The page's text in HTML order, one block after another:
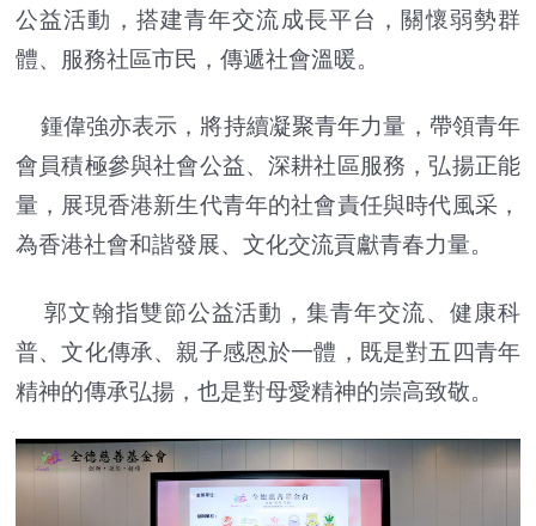
公益活動，搭建青年交流成長平台，關懷弱勢群
體、服務社區市民，傳遞社會溫暖。
鍾偉強亦表示，將持續凝聚青年力量，帶領青年
會員積極參與社會公益、深耕社區服務，弘揚正能
量，展現香港新生代青年的社會責任與時代風采，
為香港社會和諧發展、文化交流貢獻青春力量。
郭文翰指雙節公益活動，集青年交流、健康科
普、文化傳承、親子感恩於一體，既是對五四青年
精神的傳承弘揚，也是對母愛精神的崇高致敬。